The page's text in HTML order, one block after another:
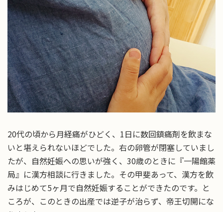
20代の頃から月経痛がひどく、1日に数回鎮痛剤を飲まな
いと堪えられないほどでした。右の卵管が閉塞していまし
たが、自然妊娠への思いが強く、30歳のときに『一陽館薬
局』に漢方相談に行きました。その甲斐あって、漢方を飲
みはじめて5ヶ月で自然妊娠することができたのです。と
ころが、このときの出産では逆子が治らず、帝王切開にな